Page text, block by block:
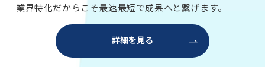
業界特化だからこそ最速最短で成果へと繋げます。
詳細を見る